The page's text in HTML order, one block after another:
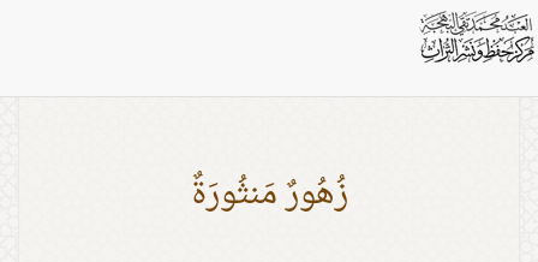
بطاقات: المعنوية
زُهُورٌ مَنثُورَةٌ